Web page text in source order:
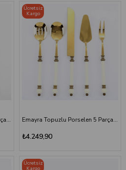
Emayra Topuzlu Porselen 5 Parça Servis Seti Altın Emayra Topuzlu Porselen 5 Parça Servis Seti Antik Titanyum
₺4.249,90
Ücretsiz
Kargo
Ücretsiz
Kargo